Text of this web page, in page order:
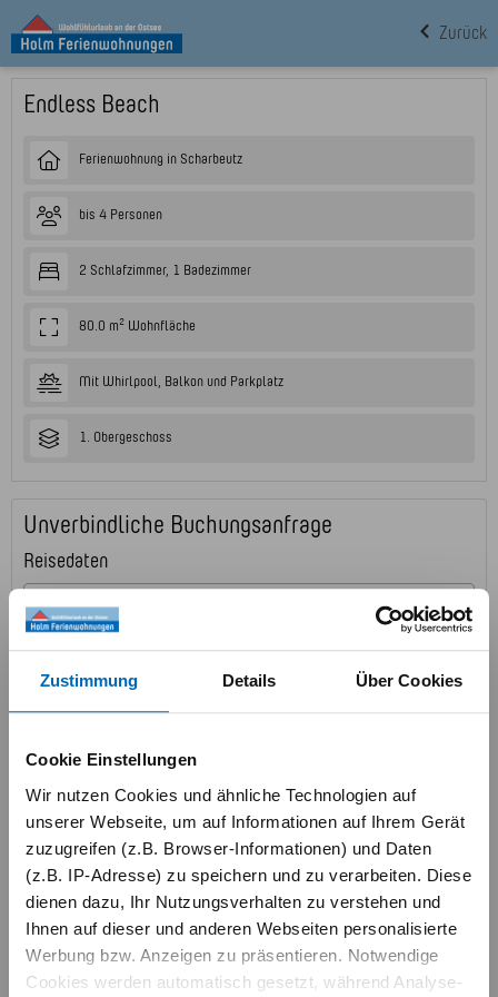
Zustimmung Details Über Cookies
Cookie Einstellungen
Wir nutzen Cookies und ähnliche Technologien auf
unserer Webseite, um auf Informationen auf Ihrem Gerät
zuzugreifen (z.B. Browser-Informationen) und Daten
(z.B. IP-Adresse) zu speichern und zu verarbeiten. Diese
dienen dazu, Ihr Nutzungsverhalten zu verstehen und
Ihnen auf dieser und anderen Webseiten personalisierte
Werbung bzw. Anzeigen zu präsentieren. Notwendige
Cookies werden automatisch gesetzt, während Analyse-
Zurück
Endless Beach
Ferienwohnung in Scharbeutz
bis 4 Personen
2 Schlafzimmer, 1 Badezimmer
80.0 m² Wohnfläche
Mit Whirlpool, Balkon und Parkplatz
1. Obergeschoss
Unverbindliche Buchungsanfrage
Reisedaten